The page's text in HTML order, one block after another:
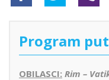
Program
OBILASCI: Rim –